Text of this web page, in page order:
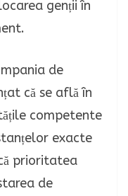
genții în
de
că se află în
competente
exacte
prioritatea
de